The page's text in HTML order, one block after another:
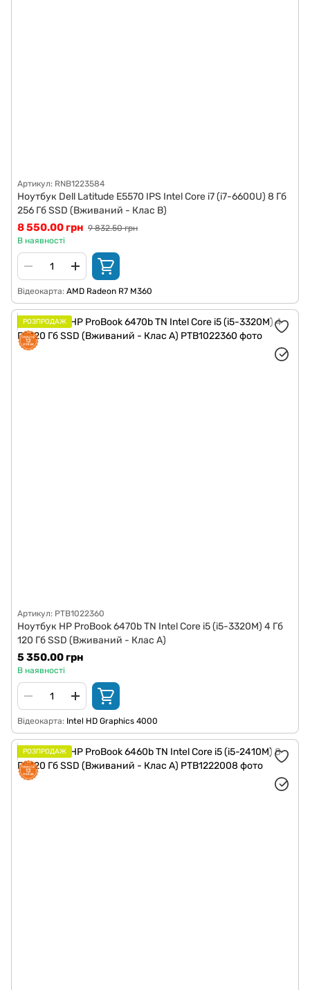
Артикул: RNB1223584
Ноутбук Dell Latitude E5570 IPS Intel Core i7 (i7-6600U) 8 Гб
256 Гб SSD (Вживаний - Клас B)
8 550.00 грн 9 832.50 грн
В наявності
Відеокарта AMD Radeon R7 M360
РОЗПРОДАЖ
Артикул: PTB1022360
Ноутбук HP ProBook 6470b TN Intel Core i5 (i5-3320M) 4 Гб
120 Гб SSD (Вживаний - Клас A)
5 350.00 грн
В наявності
Відеокарта Intel HD Graphics 4000
РОЗПРОДАЖ